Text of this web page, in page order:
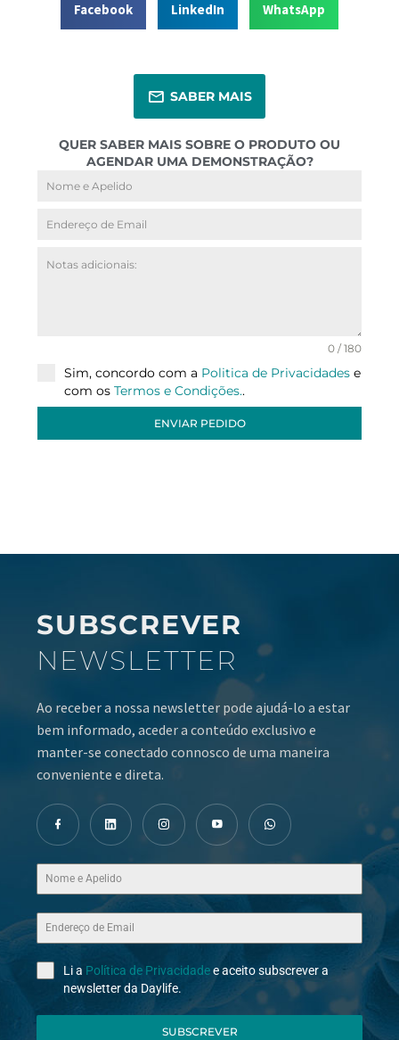
Facebook LinkedIn WhatsApp
SABER MAIS
QUER SABER MAIS SOBRE O PRODUTO OU
AGENDAR UMA DEMONSTRAÇÃO?
0 / 180
Sim, concordo com a Politica de Privacidades e
com os Termos e Condições..
ENVIAR PEDIDO
SUBSCREVER
NEWSLETTER
Ao receber a nossa newsletter pode ajudá-lo a estar
bem informado, aceder a conteúdo exclusivo e
manter-se conectado connosco de uma maneira
conveniente e direta.
Li a Política de Privacidadee aceito subscrever a
newsletter da Daylife.
SUBSCREVER